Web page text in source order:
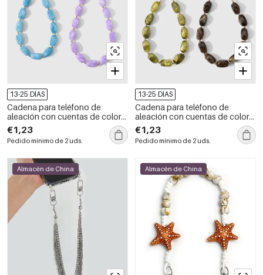
13-25 DÍAS
Cadena para teléfono de
aleación con cuentas de color
sólido de la serie Simple Daily
€1,23
Pedido mínimo de 2 uds.
13-25 DÍAS
Cadena para teléfono de
aleación con cuentas de color
sólido de la serie Simple Daily
€1,23
Pedido mínimo de 2 uds.
Almacén de China Almacén de China